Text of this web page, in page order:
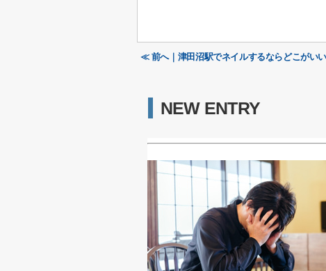
≪ 前へ｜津田沼駅でネイルするならどこがい
NEW ENTRY